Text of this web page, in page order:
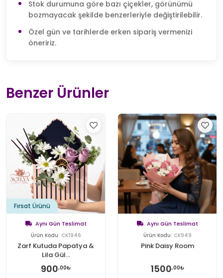
Stok durumuna göre bazı çiçekler, görünümü
bozmayacak şekilde benzerleriyle değiştirilebilir.
Özel gün ve tarihlerde erken sipariş vermenizi
öneririz.
Benzer Ürünler
Fırsat Ürünü
Aynı Gün Teslimat
Ürün Kodu: CK1946
Zarf Kutuda Papatya &
Lila Gül...
900,00₺
Aynı Gün Teslimat
Ürün Kodu: CK949
Pink Daisy Room
1500,00₺